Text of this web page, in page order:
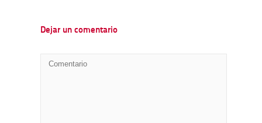
Dejar un comentario